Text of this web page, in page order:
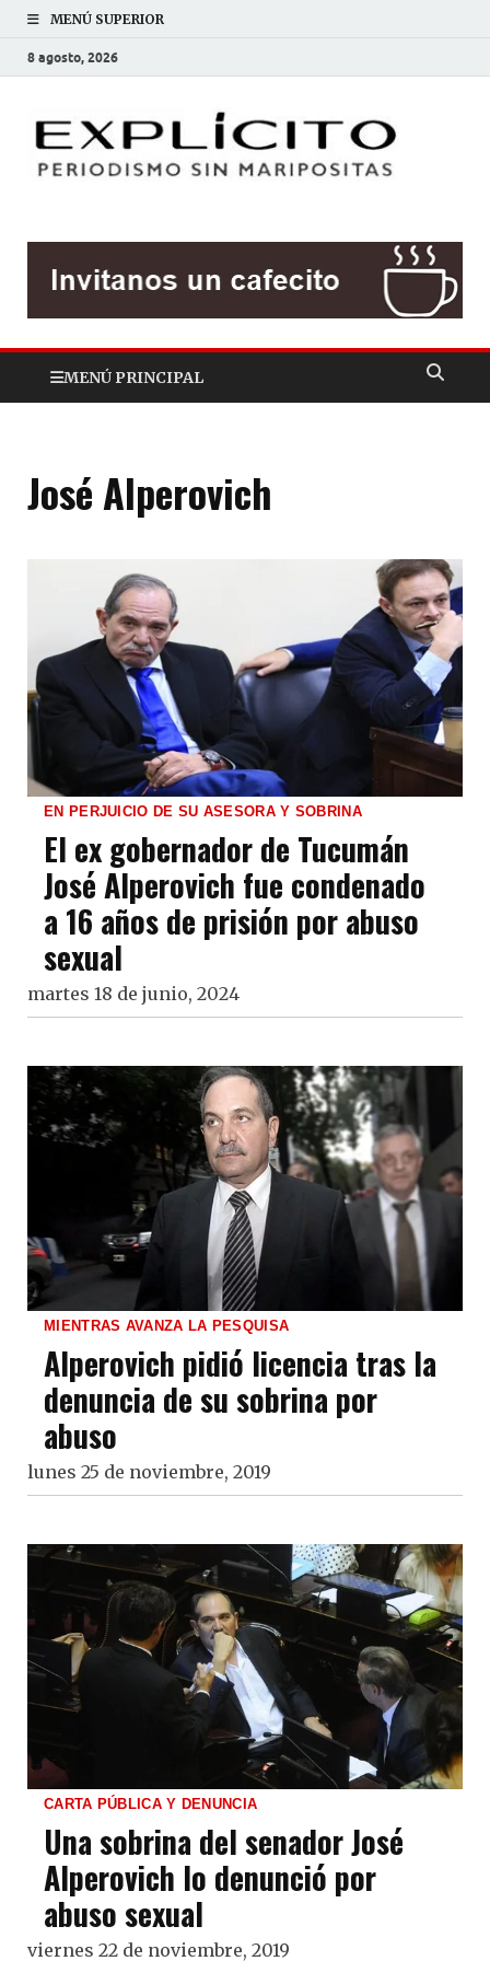
MENÚ SUPERIOR
8 agosto, 2026
MENÚ PRINCIPAL
José Alperovich
EN PERJUICIO DE SU ASESORA Y SOBRINA
El ex gobernador de Tucumán
José Alperovich fue condenado
a 16 años de prisión por abuso
sexual
martes 18 de junio, 2024
MIENTRAS AVANZA LA PESQUISA
Alperovich pidió licencia tras la
denuncia de su sobrina por
abuso
lunes 25 de noviembre, 2019
CARTA PÚBLICA Y DENUNCIA
Una sobrina del senador José
Alperovich lo denunció por
abuso sexual
viernes 22 de noviembre, 2019